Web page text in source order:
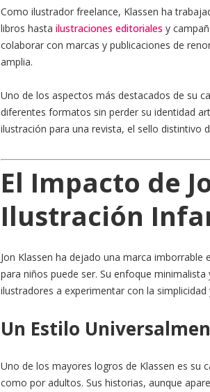
Como ilustrador freelance, Klassen ha
libros hasta ilustraciones editoriales y
colaborar con marcas y publicaciones de
amplia.
Uno de los aspectos más destacados de su
diferentes formatos sin perder su identidad
ilustración para una revista, el sello distintivo
El Impacto de
Ilustración
Jon Klassen ha dejado una marca
para niños puede ser. Su enfoque
ilustradores a experimentar con la simplicidad
Un Estilo
Uno de los mayores logros de Klassen es su
como por adultos. Sus historias, aunque